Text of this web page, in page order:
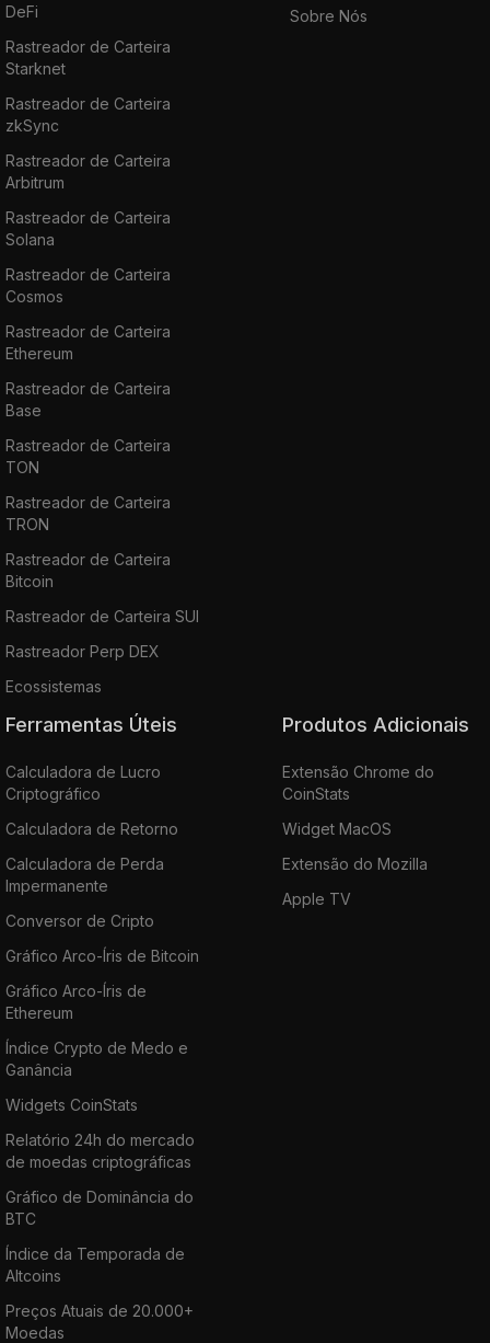
DeFi
Rastreador de Carteira
Starknet
Rastreador de Carteira
zkSync
Rastreador de Carteira
Arbitrum
Rastreador de Carteira
Solana
Rastreador de Carteira
Cosmos
Rastreador de Carteira
Ethereum
Rastreador de Carteira
Base
Rastreador de Carteira
TON
Rastreador de Carteira
TRON
Rastreador de Carteira
Bitcoin
Rastreador de Carteira SUI
Rastreador Perp DEX
Ecossistemas
Sobre Nós
Ferramentas Úteis
Calculadora de Lucro
Criptográfico
Calculadora de Retorno
Calculadora de Perda
Impermanente
Conversor de Cripto
Gráfico Arco-Íris de Bitcoin
Gráfico Arco-Íris de
Ethereum
Índice Crypto de Medo e
Ganância
Widgets CoinStats
Relatório 24h do mercado
de moedas criptográficas
Gráfico de Dominância do
BTC
Índice da Temporada de
Altcoins
Preços Atuais de 20.000+
Moedas
Produtos Adicionais
Extensão Chrome do
CoinStats
Widget MacOS
Extensão do Mozilla
Apple TV